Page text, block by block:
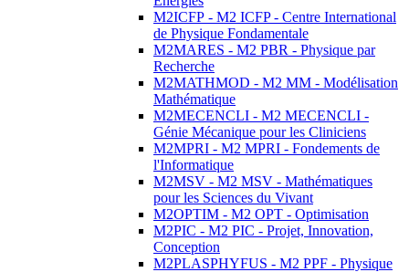
M2ICFP - M2 ICFP - Centre International
de Physique Fondamentale
M2MARES - M2 PBR - Physique par
Recherche
M2MATHMOD - M2 MM - Modélisation
Mathématique
M2MECENCLI - M2 MECENCLI -
Génie Mécanique pour les Cliniciens
M2MPRI - M2 MPRI - Fondements de
l'Informatique
M2MSV - M2 MSV - Mathématiques
pour les Sciences du Vivant
M2OPTIM - M2 OPT - Optimisation
M2PIC - M2 PIC - Projet, Innovation,
Conception
M2PLASPHYFUS - M2 PPF - Physique